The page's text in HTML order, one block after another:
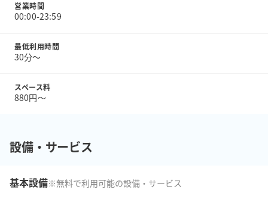
営業時間
00:00-23:59
最低利用時間
30分〜
スペース料
880円〜
設備・サービス
基本設備※無料で利用可能の設備・サービス